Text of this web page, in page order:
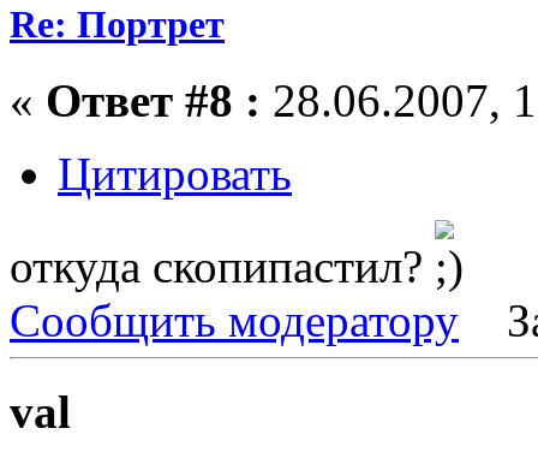
Re: Портрет
« Ответ #8 : 28.06.2007,
Цитировать
откуда скопипастил?
Сообщить модератору
val